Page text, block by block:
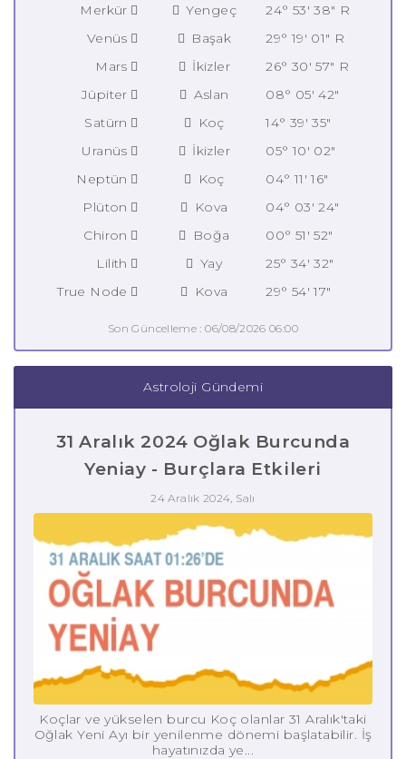
Merkür
Yengeç
24° 53' 38" R
Venüs
Başak
29° 19' 01" R
Mars
İkizler
26° 30' 57" R
Jüpiter
Aslan
08° 05' 42"
Satürn
Koç
14° 39' 35"
Uranüs
İkizler
05° 10' 02"
Neptün
Koç
04° 11' 16"
Plüton
Kova
04° 03' 24"
Chiron
Boğa
00° 51' 52"
Lilith
Yay
25° 34' 32"
True Node
Kova 29° 54' 17"
Son Güncelleme : 06/08/2026 06:00
Astroloji Gündemi
31 Aralık 2024 Oğlak Burcunda
Yeniay - Burçlara Etkileri
24 Aralık 2024, Salı
Koçlar ve yükselen burcu Koç olanlar 31 Aralık'taki
Oğlak Yeni Ayı bir yenilenme dönemi başlatabilir. İş
hayatınızda ye...